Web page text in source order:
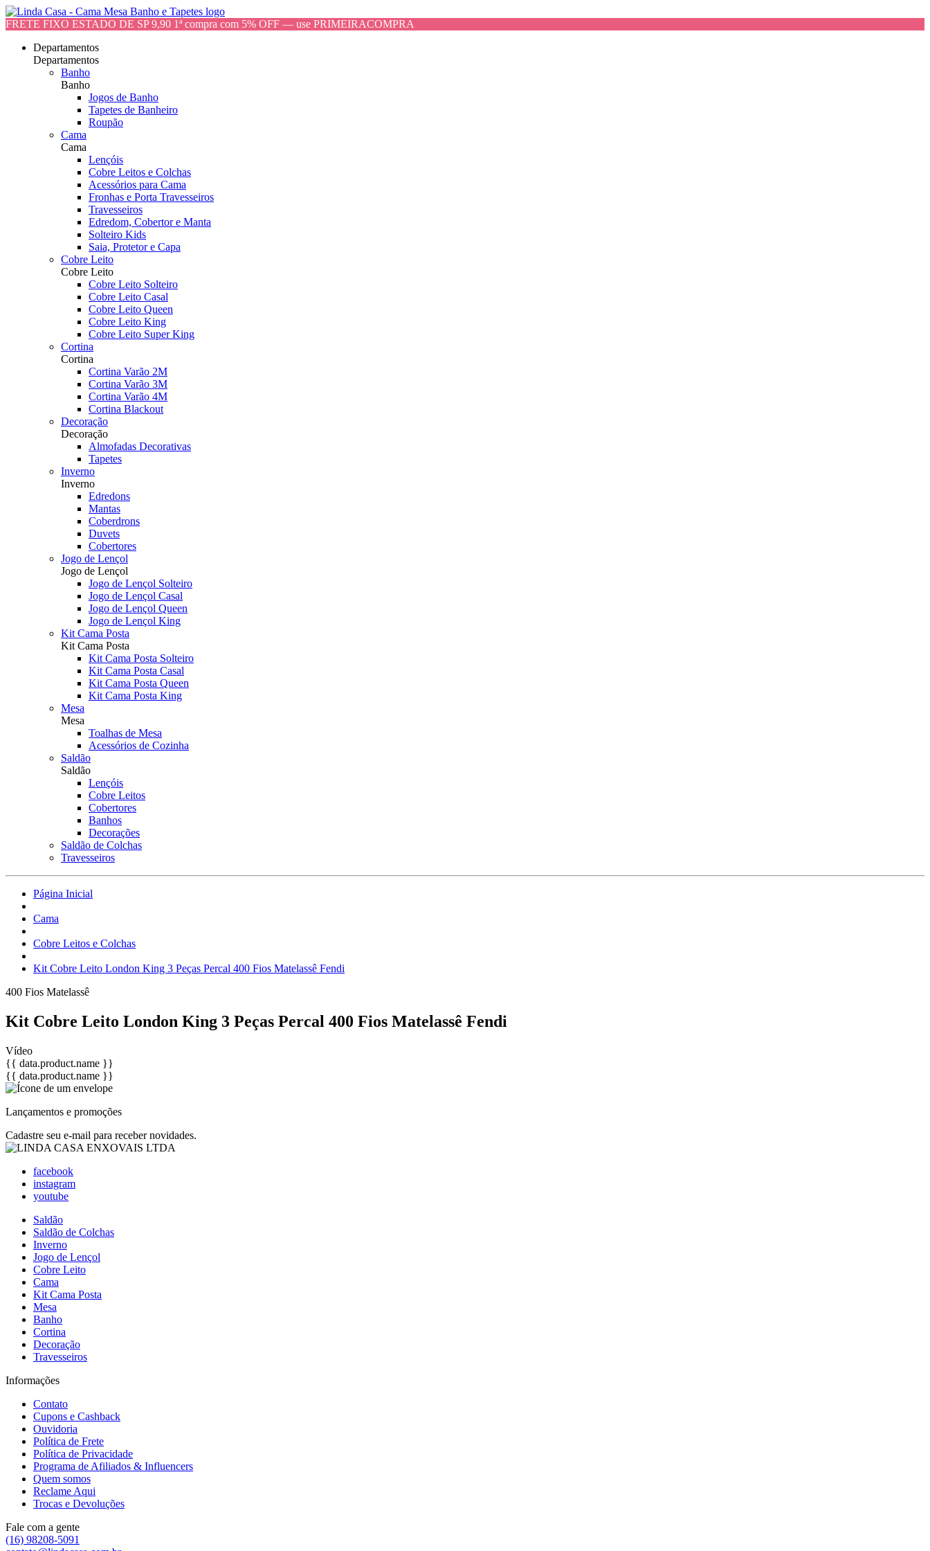
FRETE FIXO ESTADO DE SP 9,90 1ª compra com 5% OFF — use PRIMEIRACOMPRA
Departamentos
Departamentos
Banho
Banho
Jogos de Banho
Tapetes de Banheiro
Roupão
Cama
Cama
Lençóis
Cobre Leitos e Colchas
Acessórios para Cama
Fronhas e Porta Travesseiros
Travesseiros
Edredom, Cobertor e Manta
Solteiro Kids
Saia, Protetor e Capa
Cobre Leito
Cobre Leito
Cobre Leito Solteiro
Cobre Leito Casal
Cobre Leito Queen
Cobre Leito King
Cobre Leito Super King
Cortina
Cortina
Cortina Varão 2M
Cortina Varão 3M
Cortina Varão 4M
Cortina Blackout
Decoração
Decoração
Almofadas Decorativas
Tapetes
Inverno
Inverno
Edredons
Mantas
Coberdrons
Duvets
Cobertores
Jogo de Lençol
Jogo de Lençol
Jogo de Lençol Solteiro
Jogo de Lençol Casal
Jogo de Lençol Queen
Jogo de Lençol King
Kit Cama Posta
Kit Cama Posta
Kit Cama Posta Solteiro
Kit Cama Posta Casal
Kit Cama Posta Queen
Kit Cama Posta King
Mesa
Mesa
Toalhas de Mesa
Acessórios de Cozinha
Saldão
Saldão
Lençóis
Cobre Leitos
Cobertores
Banhos
Decorações
Saldão de Colchas
Travesseiros
Página Inicial
Cama
Cobre Leitos e Colchas
Kit Cobre Leito London King 3 Peças Percal 400 Fios Matelassê Fendi
400 Fios Matelassê
Kit Cobre Leito London King 3 Peças Percal 400 Fios Matelassê Fendi
Vídeo
{{ data.product.name }}
{{ data.product.name }}
Lançamentos e promoções
Cadastre seu e-mail para receber novidades.
facebook
instagram
youtube
Saldão
Saldão de Colchas
Inverno
Jogo de Lençol
Cobre Leito
Cama
Kit Cama Posta
Mesa
Banho
Cortina
Decoração
Travesseiros
Informações
Contato
Cupons e Cashback
Ouvidoria
Política de Frete
Política de Privacidade
Programa de Afiliados & Influencers
Quem somos
Reclame Aqui
Trocas e Devoluções
Fale com a gente
(16) 98208-5091